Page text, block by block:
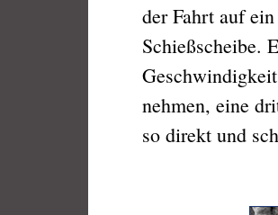
der Fahrt auf
Schießscheibe.
nehmen, eine
so direkt und